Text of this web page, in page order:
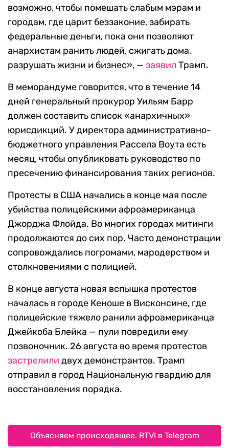
возможно, чтобы помешать слабым мэрам и
городам, где царит беззаконие, забирать
федеральные деньги, пока они позволяют
анархистам ранить людей, сжигать дома,
разрушать жизни и бизнес», — заявил Трамп.
В меморандуме говорится, что в течение 14
дней генеральный прокурор Уильям Барр
должен составить список «анархичных»
юрисдикций. У директора административно-
бюджетного управления Рассела Воута есть
месяц, чтобы опубликовать руководство по
пресечению финансирования таких регионов.
Протесты в США начались в конце мая после
убийства полицейскими афроамериканца
Джорджа Флойда. Во многих городах митинги
продолжаются до сих пор. Часто демонстрации
сопровождались погромами, мародерством и
столкновениями с полицией.
В конце августа новая вспышка протестов
началась в городе Кеноше в Висконсине, где
полицейские тяжело ранили афроамериканца
Джейкоба Блейка — пули повредили ему
позвоночник. 26 августа во время протестов
застрелили двух демонстрантов. Трамп
отправил в город Национальную гвардию для
восстановления порядка.
Объясняем происходящее. RTVI в Telegram